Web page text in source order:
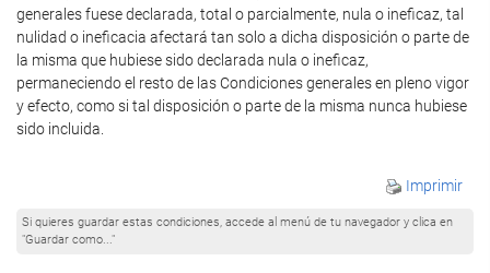
generales fuese declarada, total o parcialmente, nula o ineficaz, tal
nulidad o ineficacia afectará tan solo a dicha disposición o parte de
la misma que hubiese sido declarada nula o ineficaz,
permaneciendo el resto de las Condiciones generales en pleno vigor
y efecto, como si tal disposición o parte de la misma nunca hubiese
sido incluida.
Imprimir
Si quieres guardar estas condiciones, accede al menú de tu navegador y clica en
"Guardar como..."